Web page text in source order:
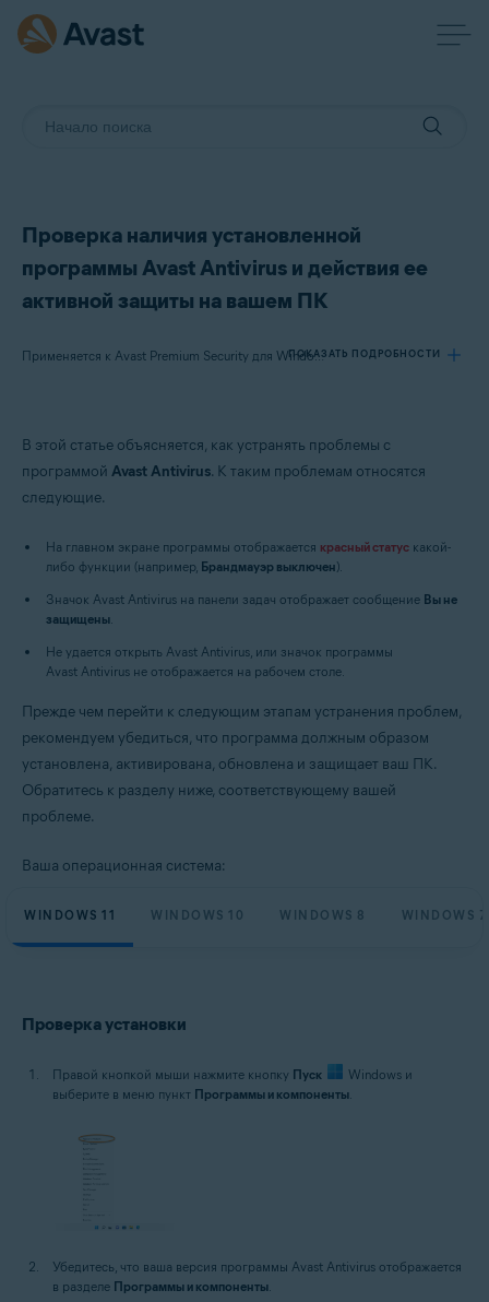
Проверка наличия установленной
программы Avast Antivirus и действия ее
активной защиты на вашем ПК
Применяется к Avast Premium Security для Windows, Avast Free Antivirus для Windows
ПОКАЗАТЬ ПОДРОБНОСТИ
Продукты:
Avast Premium Security 22.x для Windows
Microsoft Windows 11 Home / Pro / Enterprise / Education
разрядная версия
Microsoft Windows 8,1 / Pro / Enterprise — 32- или 64-разрядная версия
Microsoft Windows 7 Home Basic / Home Premium / Professional /
Enterprise / Ultimate — SP 1 с обновлением Convenient Rollup, 32- или
В этой статье объясняется, как устранять проблемы с
программой Avast Antivirus. К таким проблемам относятся
следующие.
На главном экране программы отображается красный статус какой-
либо функции (например, Брандмауэр выключен).
Значок Avast Antivirus на панели задач отображает сообщение Вы не
защищены.
Не удается открыть Avast Antivirus, или значок программы
Avast Antivirus не отображается на рабочем столе.
Прежде чем перейти к следующим этапам устранения проблем,
рекомендуем убедиться, что программа должным образом
установлена, активирована, обновлена и защищает ваш ПК.
Обратитесь к разделу ниже, соответствующему вашей
проблеме.
Ваша операционная система:
WINDOWS 11 WINDOWS 10 WINDOWS 8 WINDOWS 7
Проверка установки
Правой кнопкой мыши нажмите кнопку Пуск
Windows и
выберите в меню пункт Программы и компоненты.
Убедитесь, что ваша версия программы Avast Antivirus отображается
в разделе Программы и компоненты.